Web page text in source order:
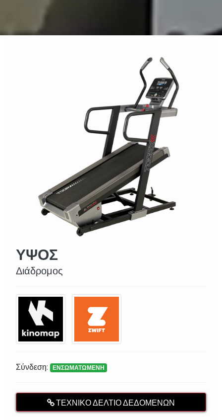
ΥΨΟΣ
Διάδρομος
Σύνδεση: ΕΝΣΩΜΑΤΩΜΕΝΗ
ΤΕΧΝΙΚΌ ΔΕΛΤΊΟ ΔΕΔΟΜΈΝΩΝ